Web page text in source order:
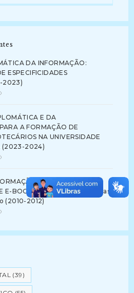
DA INFORMAÇÃO:
ESPECIFICIDADES
2023)
E DA
A FORMAÇÃO DE
NA UNIVERSIDADE
(2023-2024)
NA INTERFACE DE
E-BOOK: identificando barreiras
(2010-2012)
(39)